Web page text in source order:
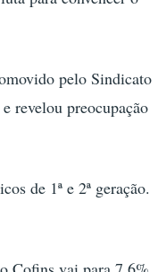
pelo Sindicato
revelou preocupação
de 1ª e 2ª geração.